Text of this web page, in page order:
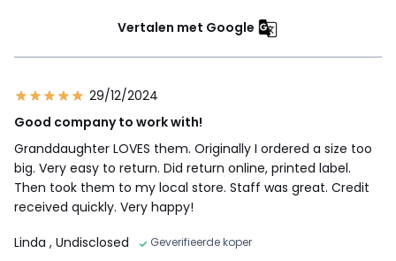
Vertalen met Google
29/12/2024
Good company to work with!
Granddaughter LOVES them. Originally I ordered a size too
big. Very easy to return. Did return online, printed label.
Then took them to my local store. Staff was great. Credit
received quickly. Very happy!
Linda , Undisclosed Geverifieerde koper